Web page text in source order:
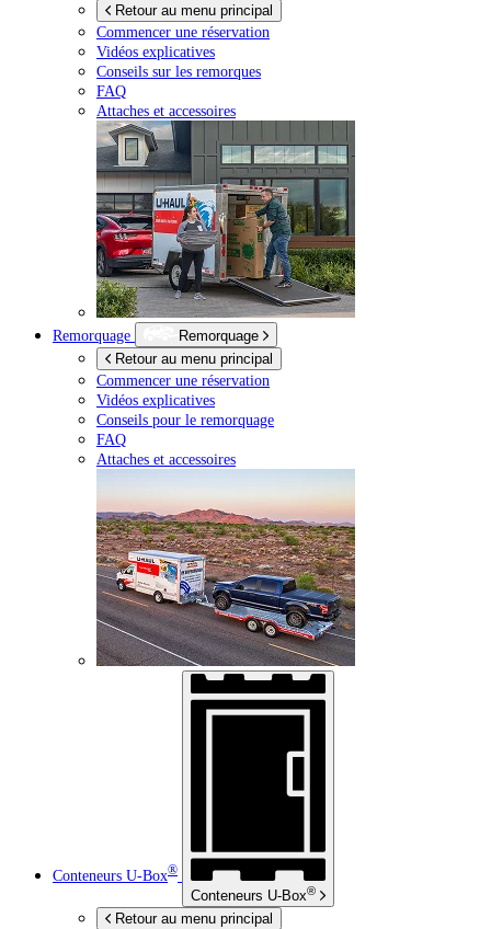
Retour au menu principal
Commencer une réservation
Vidéos explicatives
Conseils sur les remorques
FAQ
Attaches et accessoires
Remorquage
Remorquage
Retour au menu principal
Commencer une réservation
Vidéos explicatives
Conseils pour le remorquage
FAQ
Attaches et accessoires
Conteneurs U-Box®
Conteneurs U-Box®
Retour au menu principal